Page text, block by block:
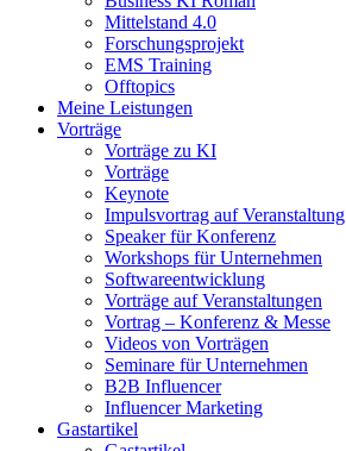
Mittelstand 4.0
Forschungsprojekt
EMS Training
Offtopics
Meine Leistungen
Vorträge
Vorträge zu KI
Vorträge
Keynote
Impulsvortrag auf Veranstaltung
Speaker für Konferenz
Workshops für Unternehmen
Softwareentwicklung
Vorträge auf Veranstaltungen
Vortrag – Konferenz & Messe
Videos von Vorträgen
Seminare für Unternehmen
B2B Influencer
Influencer Marketing
Gastartikel